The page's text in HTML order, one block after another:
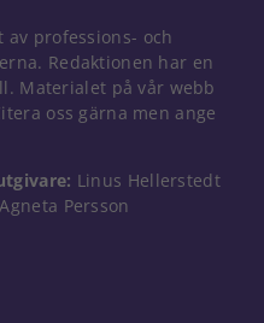
av professions- och
Redaktionen har en
Materialet på vår webb
oss gärna men ange
Linus Hellerstedt
Agneta Persson
Nödvändiga